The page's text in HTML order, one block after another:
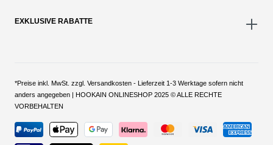
EXKLUSIVE RABATTE
*Preise inkl. MwSt. zzgl. Versandkosten - Lieferzeit 1-3 Werktage sofern nicht
anders angegeben | HOOKAIN ONLINESHOP 2025 © ALLE RECHTE
VORBEHALTEN